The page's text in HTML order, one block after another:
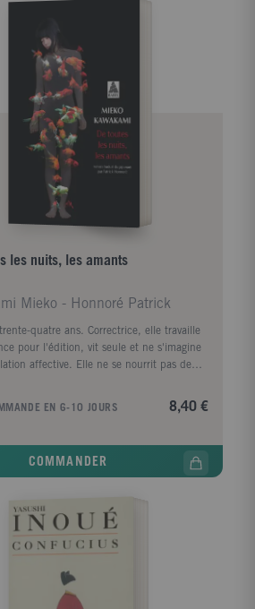
les nuits, les amants
Mieko - Honnoré Patrick
quatre ans. Correctrice, elle travaille
pour l'édition, vit seule et ne s'imagine
affective. Elle ne se nourrit pas de
l'erreur embusquée. Introvertie, Fuyuko
qui lui offre un nouvel accès à la lumière
c'est pourquoi le ciel apparaît si
au pays de l'apparente légèreté des
leurs peurs minuscules ou béantes, de
et de leurs excès, de leurs choix
libertés, ce livre est d'une gravité toute
d'une modernité absolue. Il convoque et
EN 6-10 JOURS 8,40 €
COMMANDER